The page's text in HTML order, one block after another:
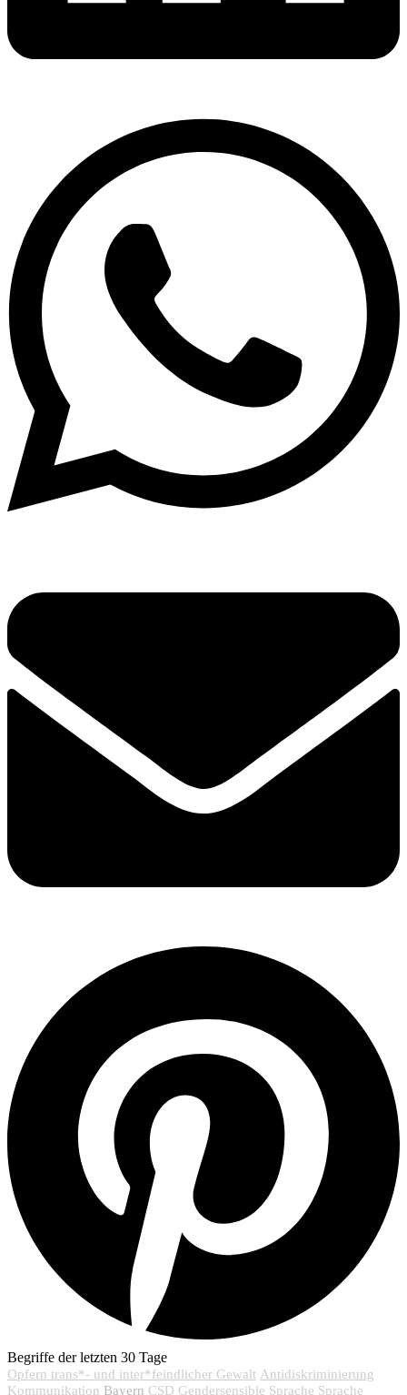
Begriffe der letzten 30 Tage
Opfern trans*- und inter*feindlicher Gewalt Antidiskriminierung
Kommunikation Bayern CSD Gendersensible Sprache Sprache